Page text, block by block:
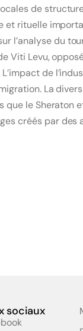
de
et rituelle
l’analyse du
Levu,
de
La
le Sheraton
créés par
sociaux